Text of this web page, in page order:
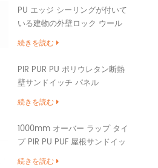
PU エッジ シーリングが付いて
いる建物の外壁ロック ウール
サンドイッチ パネル
続きを読む
PIR PUR PU ポリウレタン断熱
壁サンドイッチ パネル
続きを読む
1000mm オーバー ラップ タイ
プ PIR PU PUF 屋根サンドイッ
チ パネル
続きを読む